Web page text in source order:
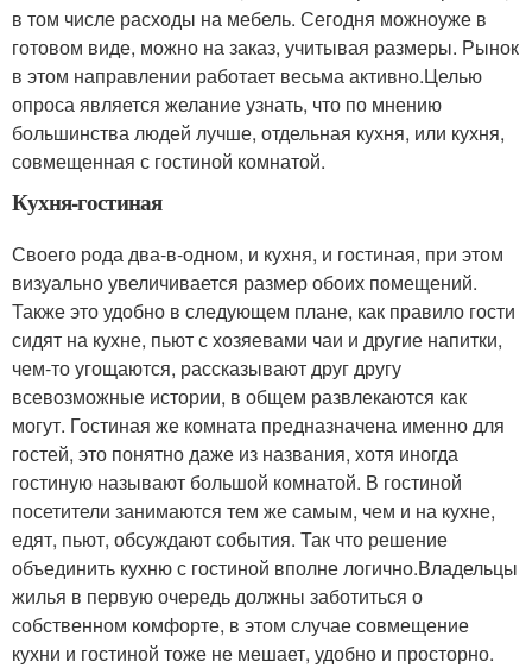
в том числе расходы на мебель. Сегодня можноуже в
готовом виде, можно на заказ, учитывая размеры. Рынок
в этом направлении работает весьма активно.Целью
опроса является желание узнать, что по мнению
большинства людей лучше, отдельная кухня, или кухня,
совмещенная с гостиной комнатой.
Кухня-гостиная
Своего рода два-в-одном, и кухня, и гостиная, при этом
визуально увеличивается размер обоих помещений.
Также это удобно в следующем плане, как правило гости
сидят на кухне, пьют с хозяевами чаи и другие напитки,
чем-то угощаются, рассказывают друг другу
всевозможные истории, в общем развлекаются как
могут. Гостиная же комната предназначена именно для
гостей, это понятно даже из названия, хотя иногда
гостиную называют большой комнатой. В гостиной
посетители занимаются тем же самым, чем и на кухне,
едят, пьют, обсуждают события. Так что решение
объединить кухню с гостиной вполне логично.Владельцы
жилья в первую очередь должны заботиться о
собственном комфорте, в этом случае совмещение
кухни и гостиной тоже не мешает, удобно и просторно.